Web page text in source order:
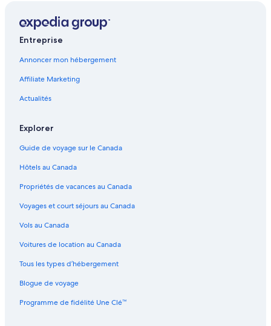
Entreprise
Annoncer mon hébergement
Affiliate Marketing
Actualités
Explorer
Guide de voyage sur le Canada
Hôtels au Canada
Propriétés de vacances au Canada
Voyages et court séjours au Canada
Vols au Canada
Voitures de location au Canada
Tous les types d’hébergement
Blogue de voyage
Programme de fidélité Une Clé™